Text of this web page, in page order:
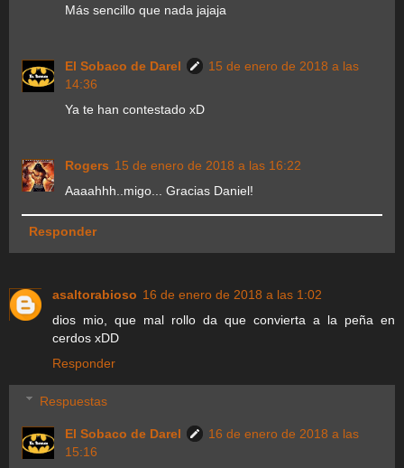
Más sencillo que nada jajaja
El Sobaco de Darel
15 de enero de 2018 a las
14:36
Ya te han contestado xD
Rogers 15 de enero de 2018 a las 16:22
Aaaahhh..migo... Gracias Daniel!
Responder
asaltorabioso 16 de enero de 2018 a las 1:02
dios mio, que mal rollo da que convierta a la peña en
cerdos xDD
Responder
Respuestas
El Sobaco de Darel
16 de enero de 2018 a las
15:16